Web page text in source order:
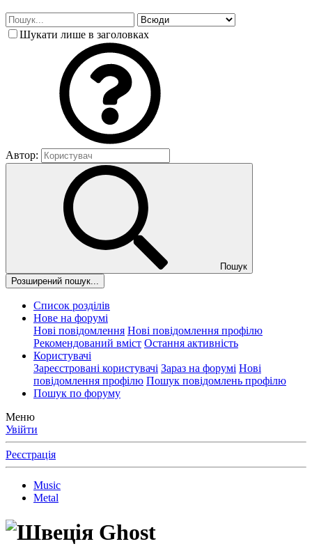
Шукати лише в заголовках
Автор:
Пошук
Розширений пошук...
Список розділів
Нове на форумі
Нові повідомлення Нові повідомлення профілю
Рекомендований вміст Остання активність
Користувачі
Зареєстровані користувачі Зараз на форумі Нові
повідомлення профілю Пошук повідомлень профілю
Пошук по форуму
Меню
Увійти
Реєстрація
Music
Metal
Ghost